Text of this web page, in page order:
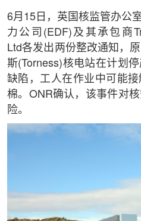
6月15日，英国核监管办公
力公司(EDF)及其承包商
Ltd各发出两份整改通知，
斯(Torness)核电站在计划
缺陷，工人在作业中可能
棉。ONR确认，该事件对
险。